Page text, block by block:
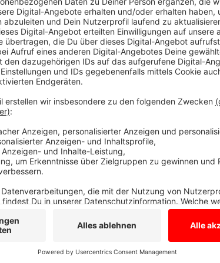
Krankenversicherungskarte, Impfpass
Anzeige
Verimpft werden BionTech und Johnson &
bis einschließlich Donnerstag. Mitbringen
Impfpass und den Personalausweis. Am
Infos dazu findet
Anzeige